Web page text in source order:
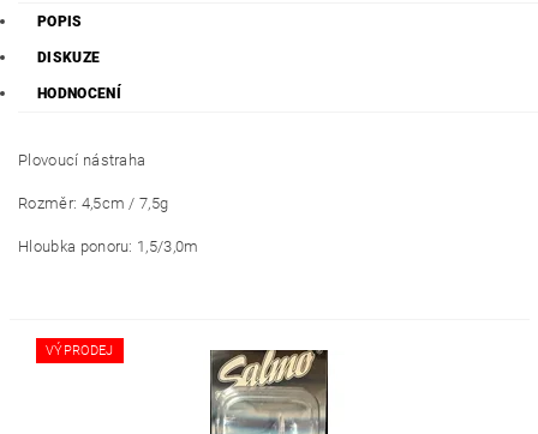
POPIS
DISKUZE
HODNOCENÍ
Plovoucí nástraha
Rozměr: 4,5cm / 7,5g
Hloubka ponoru: 1,5/3,0m
VÝPRODEJ